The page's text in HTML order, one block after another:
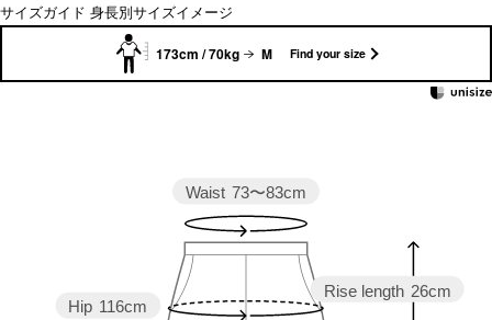
サイズガイド 身長別サイズイメージ
173cm / 70kg M Find your size
Rise length 26cm
Hip 116cm
Waist 73〜83cm